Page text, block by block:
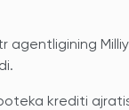
agentligining
krediti